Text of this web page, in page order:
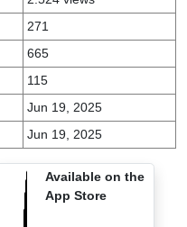
271
665
115
Jun 19, 2025
Jun 19, 2025
Available on the
App Store